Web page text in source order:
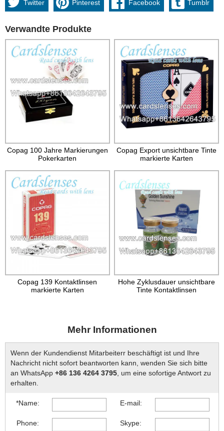
Twitter Pinterest Facebook Tumblr
Verwandte Produkte
Copag 100 Jahre Markierungen
Pokerkarten
Copag Export unsichtbare Tinte
markierte Karten
Copag 139 Kontaktlinsen
markierte Karten
Hohe Zyklusdauer unsichtbare
Tinte Kontaktlinsen
Mehr Informationen
Wenn der Kundendienst Mitarbeiterr beschäftigt ist und Ihre
Nachricht nicht sofort beantworten kann, wenden Sie sich bitte
an WhatsApp +86 136 4264 3795, um eine sofortige Antwort zu
erhalten.
*Name: E-mail:
Phone: Skype: